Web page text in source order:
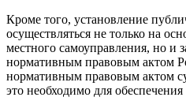
Кроме того, установление
осуществляться не только на
местного самоуправления, но и
нормативным правовым актом
нормативным правовым актом
это необходимо для обеспечения